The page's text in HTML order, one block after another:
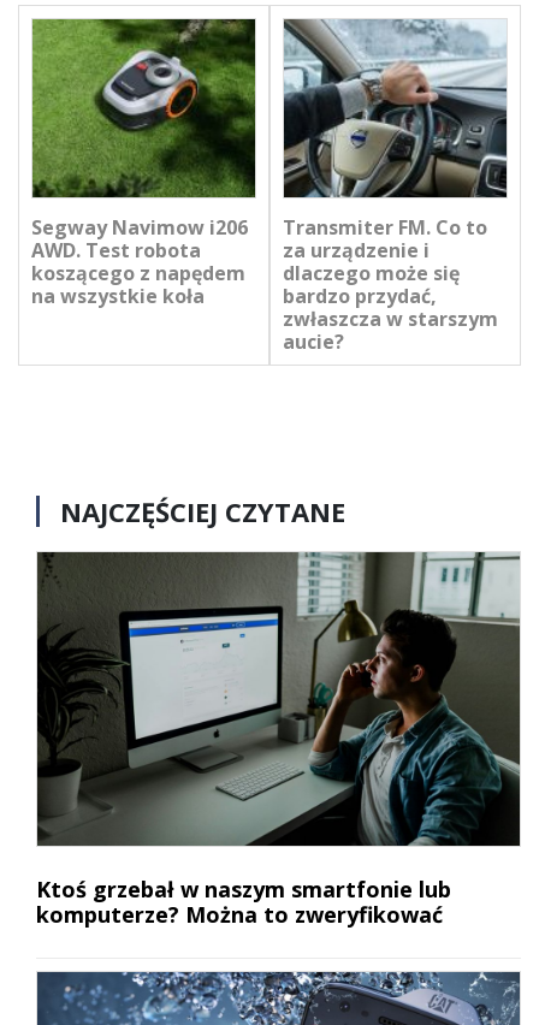
Segway Navimow i206
AWD. Test robota
koszącego z napędem
na wszystkie koła
Transmiter FM. Co to
za urządzenie i
dlaczego może się
bardzo przydać,
zwłaszcza w starszym
aucie?
NAJCZĘŚCIEJ CZYTANE
Ktoś grzebał w naszym smartfonie lub
komputerze? Można to zweryfikować